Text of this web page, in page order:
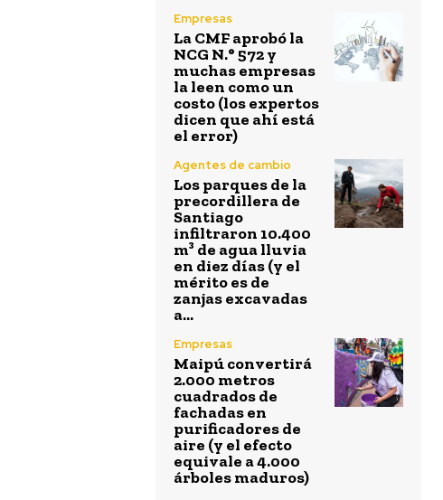
Empresas
La CMF aprobó la
NCG N.° 572 y
muchas empresas
la leen como un
costo (los expertos
dicen que ahí está
el error)
Agentes de cambio
Los parques de la
precordillera de
Santiago
infiltraron 10.400
m³ de agua lluvia
en diez días (y el
mérito es de
zanjas excavadas
a...
Empresas
Maipú convertirá
2.000 metros
cuadrados de
fachadas en
purificadores de
aire (y el efecto
equivale a 4.000
árboles maduros)